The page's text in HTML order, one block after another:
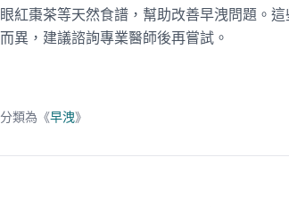
眼紅棗茶等天然食譜，幫助改善早洩問題。
而異，建議諮詢專業醫師後再嘗試。
分類為《早洩》